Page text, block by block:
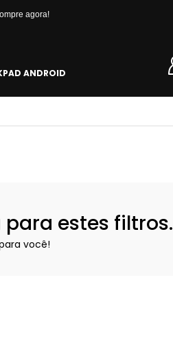
agora!
ANDROID
estes filtros.
você!